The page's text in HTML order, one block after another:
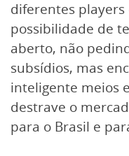
diferentes
possibilidade de
aberto, não
subsídios, mas
inteligente meios
destrave o
para o Brasil e